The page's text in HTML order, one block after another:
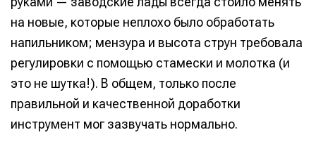
Вы сможете общаться в комментариях,
добавлять материалы в избранное и пользоваться
Вы сможете общаться в комментариях,
добавлять материалы в избранное и пользоваться
Вы сможете общаться в комментариях,
добавлять материалы в избранное и пользоваться
Индустрия
🎙️ Подкаст Миксер
📖 Источники информации
🎁 Бесплатные VST
📻 Выбираем
Вы сможете общаться в комментариях,
добавлять материалы в избранное и пользоваться
Индустрия
🎙️ Подкаст Миксер
📖 Источники информации
🎁 Бесплатные VST
📻 Выбираем
на новые, которые неплохо было обработать
напильником; мензура и высота струн требовала
регулировки с помощью стамески и молотка (и
это не шутка!). В общем, только после
правильной и качественной доработки
инструмент мог зазвучать нормально.